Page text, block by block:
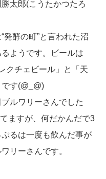
太郎(こうたかつたろ
発酵の町”と言われた沼
ようです。ビールは
クチェビール」と「天
す(@_@)
ルワリーさんでした
ますが、何だかんだで3
るは一度も飲んだ事が
リーさんです。